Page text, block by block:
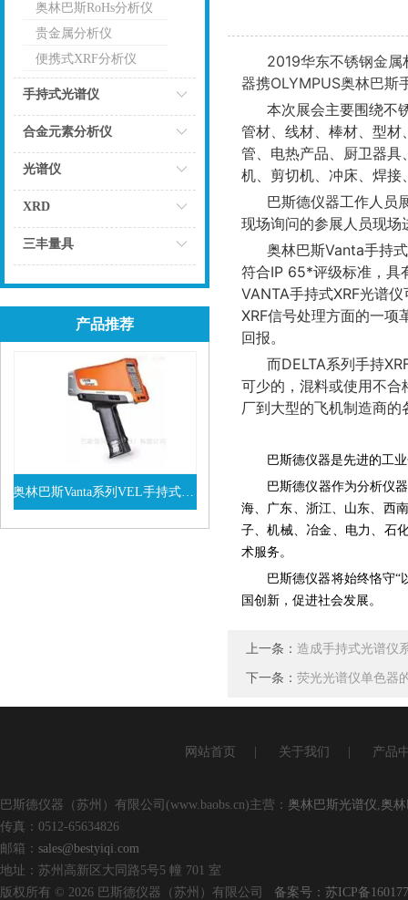
点击
奥林巴斯RoHs分析仪
贵金属分析仪
便携式XRF分析仪
手持式光谱仪
合金元素分析仪
光谱仪
XRD
三丰量具
产品推荐
奥林巴斯Vanta系列VEL手持式XRF光谱仪
查看详情
2019华东不锈钢金
器携OLYMPUS奥林巴斯
本次展会主要围绕不
管材、 线材、棒材、型材
管、电热产品、厨卫器具
机、剪切机、冲床、焊接
巴斯德仪器工作人员
现场询问的参展人员现场
奥林巴斯Vanta手持
符合IP 65*评级标准，具
VANTA手持式XRF光谱
XRF信号处理方面的一
回报。
而DELTA系列手持
可少的，混料或使用不
厂到大型的飞机制造商
巴斯德仪器是先进的工
巴斯德仪器作为分析仪
海、广东、浙江、山东、西
子、机械、冶金、电力、石
术服务。
巴斯德仪器将始终恪守“
国创新，促进社会发展。
上一条： 造成手持式光谱仪
下一条： 荧光光谱仪单色器
网站首页 关于我们 产品
巴斯德仪器（苏州）有限公司(www.baobs.cn)主营： 奥林巴斯光谱仪,奥
传真：0512-65634826
邮箱： sales@bestyiqi.com
地址：苏州高新区大同路5号5 幢 701 室
版权所有 © 2026 巴斯德仪器（苏州）有限公司 备案号：苏ICP备